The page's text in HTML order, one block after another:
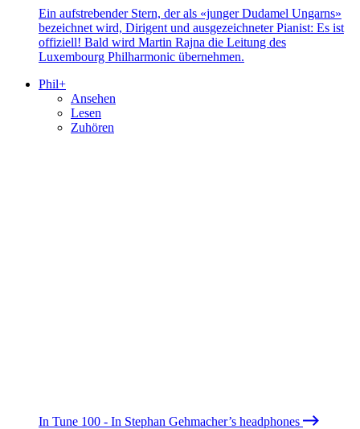
Ein aufstrebender Stern, der als «junger Dudamel Ungarns»
bezeichnet wird, Dirigent und ausgezeichneter Pianist: Es ist
offiziell! Bald wird Martin Rajna die Leitung des
Luxembourg Philharmonic übernehmen.
Phil+
Ansehen
Lesen
Zuhören
In Tune 100 - In Stephan Gehmacher’s headphones